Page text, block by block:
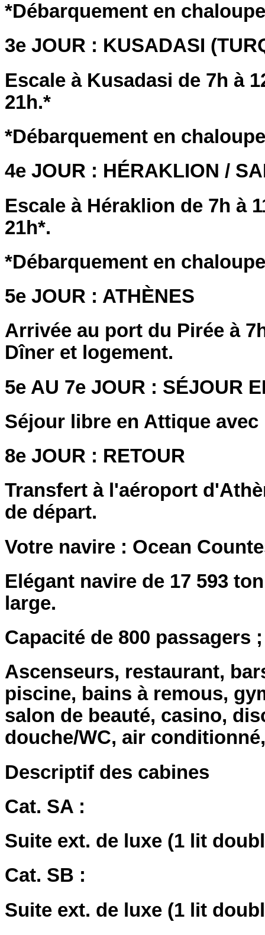
*Débarquement en
3e JOUR : KUSADASI
Escale à Kusadasi de 7h à
21h.*
*Débarquement en
4e JOUR : HÉRAKLION /
Escale à Héraklion de 7h à
21h*.
*Débarquement en
5e JOUR : ATHÈNES
Arrivée au port du Pirée à
Dîner et logement.
5e AU 7e JOUR : SÉJOUR
Séjour libre en Attique
8e JOUR : RETOUR
Transfert à l'aéroport
de départ.
Votre navire : Ocean
Elégant navire de 17 593
large.
Capacité de 800 passagers
Ascenseurs, restaurant,
piscine, bains à remous,
salon de beauté, casino,
douche/WC, air
Descriptif des cabines
Cat. SA :
Suite ext. de luxe (1 lit
Cat. SB :
Suite ext. de luxe (1 lit